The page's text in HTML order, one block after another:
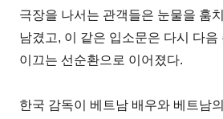
극장을 나서는 관객들은 눈물을 훔
남겼고, 이 같은 입소문은 다시 다음
이끄는 선순환으로 이어졌다.
한국 감독이 베트남 배우와 베트남